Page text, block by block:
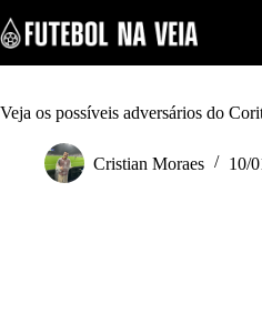
k
i
p
oVeja os possíveis adversários do
Cristian Moraes 10/